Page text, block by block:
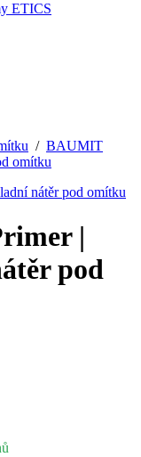
ETICS
/ BAUMIT
omítku
|
pod